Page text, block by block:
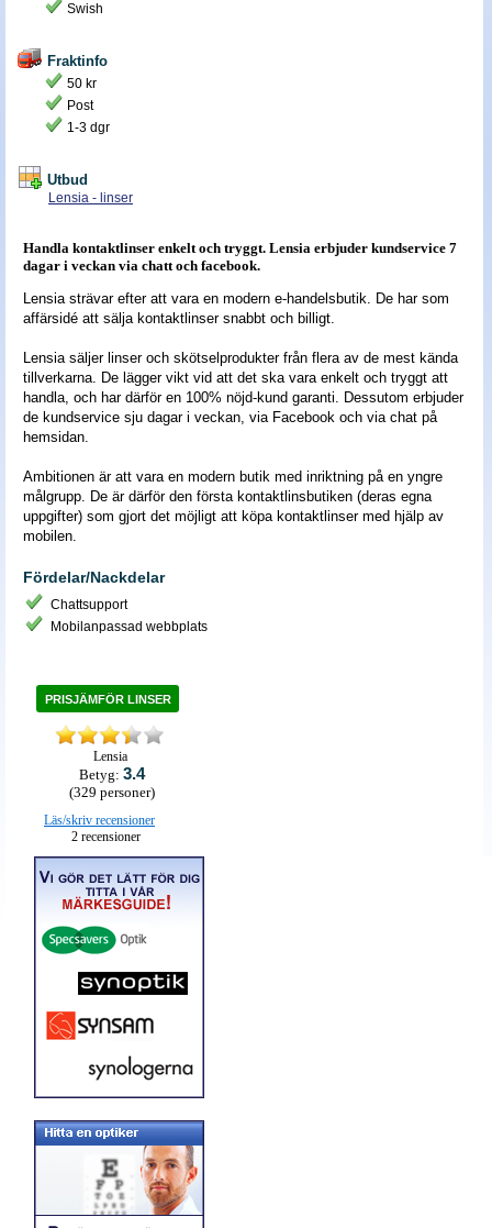
Swish
Fraktinfo
50 kr
Post
1-3 dgr
Utbud
Lensia - linser
Handla kontaktlinser enkelt och tryggt. Lensia erbjuder kundservice 7
dagar i veckan via chatt och facebook.
Lensia strävar efter att vara en modern e-handelsbutik. De har som
affärsidé att sälja kontaktlinser snabbt och billigt.
Lensia säljer linser och skötselprodukter från flera av de mest kända
tillverkarna. De lägger vikt vid att det ska vara enkelt och tryggt att
handla, och har därför en 100% nöjd-kund garanti. Dessutom erbjuder
de kundservice sju dagar i veckan, via Facebook och via chat på
hemsidan.
Ambitionen är att vara en modern butik med inriktning på en yngre
målgrupp. De är därför den första kontaktlinsbutiken (deras egna
uppgifter) som gjort det möjligt att köpa kontaktlinser med hjälp av
mobilen.
Fördelar/Nackdelar
Chattsupport
Mobilanpassad webbplats
PRISJÄMFÖR LINSER
Lensia
Betyg: 3.4
(329 personer)
Läs/skriv recensioner
2 recensioner